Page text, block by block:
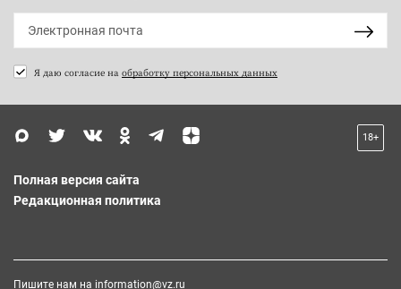
Я даю согласие на обработку персональных данных
18+
Полная версия сайта
Редакционная политика
Пишите нам на information@vz.ru